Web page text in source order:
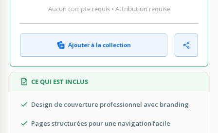
Aucun compte requis • Attribution requise
Ajouter à la collection
CE QUI EST INCLUS
Design de couverture professionnel avec branding
Pages structurées pour une navigation facile